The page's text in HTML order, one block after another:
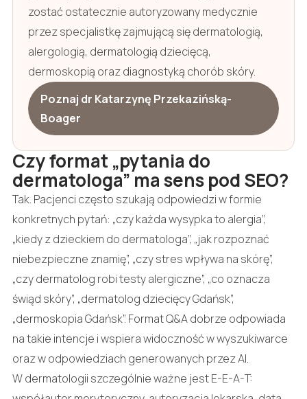
zostać ostatecznie autoryzowany medycznie
przez specjalistkę zajmującą się dermatologią,
alergologią, dermatologią dziecięcą,
dermoskopią oraz diagnostyką chorób skóry.
Poznaj dr Katarzynę Przekazińską-
Boager
Czy format „pytania do
dermatologa” ma sens pod SEO?
Tak. Pacjenci często szukają odpowiedzi w formie
konkretnych pytań: „czy każda wysypka to alergia”,
„kiedy z dzieckiem do dermatologa”, „jak rozpoznać
niebezpieczne znamię”, „czy stres wpływa na skórę”,
„czy dermatolog robi testy alergiczne”, „co oznacza
świąd skóry”, „dermatolog dziecięcy Gdańsk”,
„dermoskopia Gdańsk”. Format Q&A dobrze odpowiada
na takie intencje i wspiera widoczność w wyszukiwarce
oraz w odpowiedziach generowanych przez AI.
W dermatologii szczególnie ważne jest E-E-A-T: